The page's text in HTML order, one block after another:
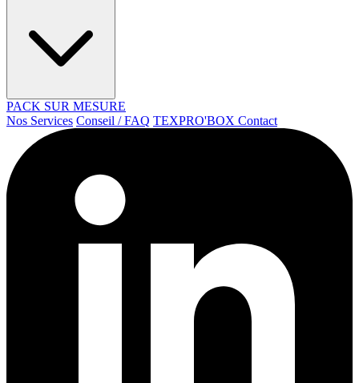
PACK SUR MESURE
Nos Services Conseil / FAQ TEXPRO'BOX Contact